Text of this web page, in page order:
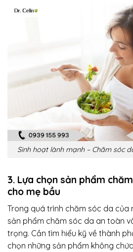
Sinh hoạt lành mạnh – Chăm sóc
3. Lựa chọn sản phẩm
cho mẹ bầu
Trong quá trình chăm sóc da của
sản phẩm chăm sóc da an toàn
trọng. Cần tìm hiểu kỹ về thành
chọn những sản phẩm không